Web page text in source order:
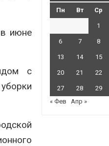
июне
с
Пн Вт Ср
1
6 7 8
13 14 15
20 21 22
27 28 29
« Фев
Апр »